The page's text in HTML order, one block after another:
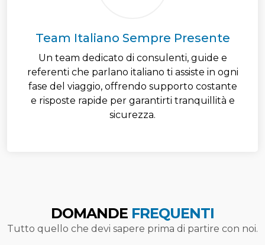
Team Italiano Sempre Presente
Un team dedicato di consulenti, guide e
referenti che parlano italiano ti assiste in ogni
fase del viaggio, offrendo supporto costante
e risposte rapide per garantirti tranquillità e
sicurezza.
DOMANDE FREQUENTI
Tutto quello che devi sapere prima di partire con noi.